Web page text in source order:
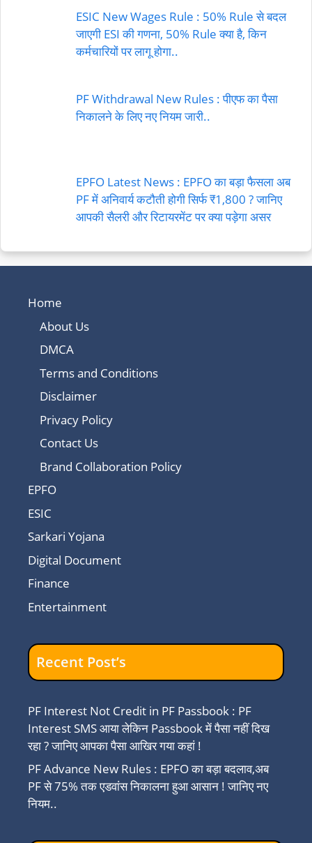
ESIC New Wages Rule : 50% Rule से बदल
जाएगी ESI की गणना, 50% Rule क्या है, किन
कर्मचारियों पर लागू होगा..
PF Withdrawal New Rules : पीएफ का पैसा
निकालने के लिए नए नियम जारी..
EPFO Latest News : EPFO का बड़ा फैसला अब
PF में अनिवार्य कटौती होगी सिर्फ ₹1,800 ? जानिए
आपकी सैलरी और रिटायरमेंट पर क्या पड़ेगा असर
Home
About Us
DMCA
Terms and Conditions
Disclaimer
Privacy Policy
Contact Us
Brand Collaboration Policy
EPFO
ESIC
Sarkari Yojana
Digital Document
Finance
Entertainment
Recent Post’s
PF Interest Not Credit in PF Passbook : PF
Interest SMS आया लेकिन Passbook में पैसा नहीं दिख
रहा ? जानिए आपका पैसा आखिर गया कहां !
PF Advance New Rules : EPFO का बड़ा बदलाव,अब
PF से 75% तक एडवांस निकालना हुआ आसान ! जानिए नए
नियम..